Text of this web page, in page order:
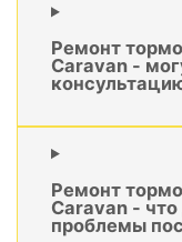
Ремонт
Caravan -
Ремонт
Caravan - что
проблемы